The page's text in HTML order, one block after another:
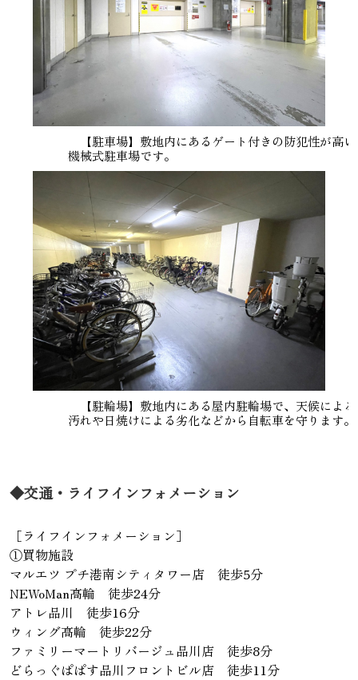
【駐車場】敷地内にあるゲート付きの防犯性が高い
機械式駐車場です。
【駐輪場】敷地内にある屋内駐輪場で、天候による
汚れや日焼けによる劣化などから自転車を守ります。
◆交通・ライフインフォメーション
［ライフインフォメーション］
①買物施設
マルエツ プチ港南シティタワー店 徒歩5分
NEWoMan高輪 徒歩24分
アトレ品川 徒歩16分
ウィング高輪 徒歩22分
ファミリーマートリバージュ品川店 徒歩8分
どらっぐぱぱす品川フロントビル店 徒歩11分